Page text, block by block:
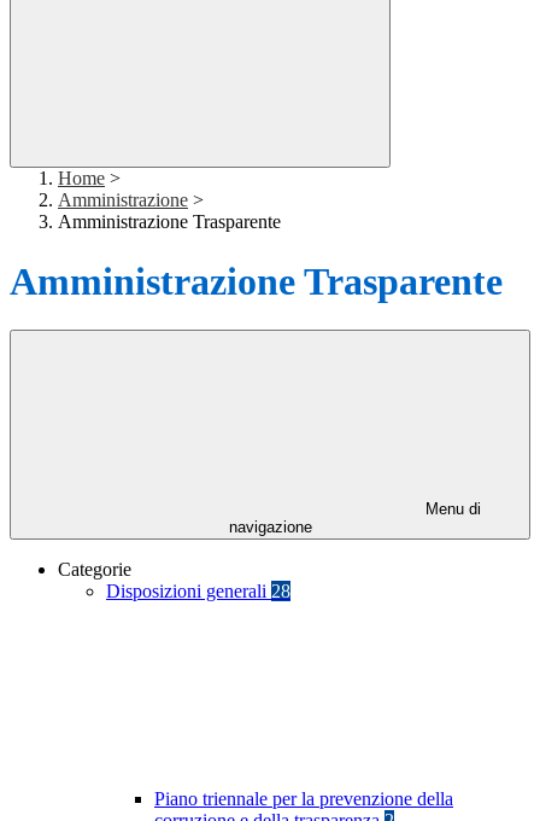
Home >
Amministrazione >
Amministrazione Trasparente
Amministrazione Trasparente
Menu di
navigazione
Categorie
Disposizioni generali 28
Piano triennale per la prevenzione della